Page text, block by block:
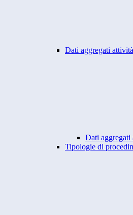
Dati aggregati
Dati aggregati
Tipologie di